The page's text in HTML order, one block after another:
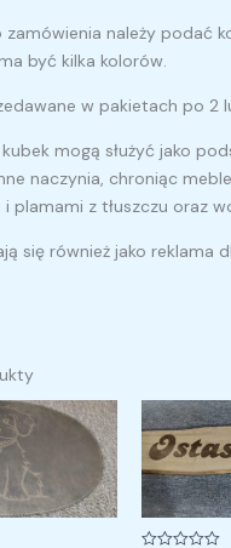
zamówienia należy podać
być kilka kolorów.
w pakietach po 2
mogą służyć jako
naczynia, chroniąc
plamami z tłuszczu oraz
się również jako reklama
Zakres
cen:
od
10,00 zł
do
170,00 zł